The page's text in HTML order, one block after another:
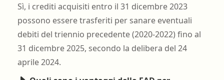
Sì, i crediti acquisiti entro il 31 dicembre 2023
possono essere trasferiti per sanare eventuali
debiti del triennio precedente (2020-2022) fino al
31 dicembre 2025, secondo la delibera del 24
aprile 2024.